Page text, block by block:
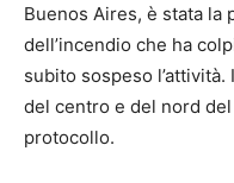
Buenos Aires, è stata la
dell’incendio che ha
subito sospeso
del centro e del nord
protocollo.